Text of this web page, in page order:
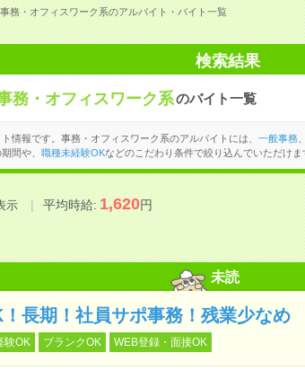
務・オフィスワーク系のアルバイト・バイト一覧
検索結果
務・オフィスワーク系のバイト一覧
情報です。事務・オフィスワーク系のアルバイトには、 一般事務、
間や、 職種未経験OKなどのこだわり条件で絞り込んでいただけま
示 平均時給:1,620円
未読
長期！社員サポ事務！残業少なめ
験OK ブランクOK WEB登録・面接OK